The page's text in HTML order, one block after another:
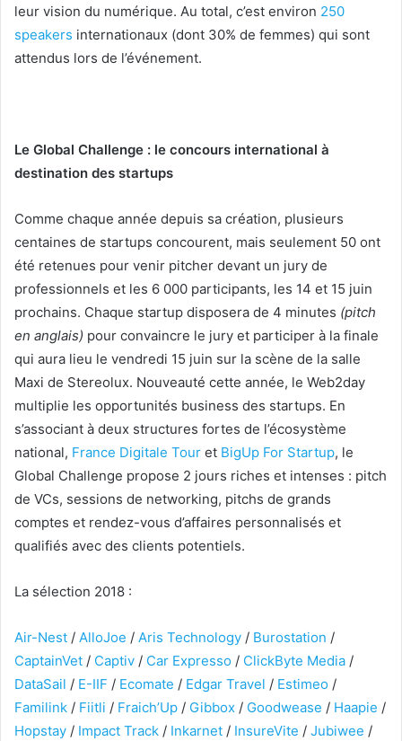
leur vision du numérique. Au total, c’est environ 250
speakers internationaux (dont 30% de femmes) qui sont
attendus lors de l’événement.
Le Global Challenge : le concours international à
destination des startups
Comme chaque année depuis sa création, plusieurs
centaines de startups concourent, mais seulement 50 ont
été retenues pour venir pitcher devant un jury de
professionnels et les 6 000 participants, les 14 et 15 juin
prochains. Chaque startup disposera de 4 minutes (pitch
en anglais) pour convaincre le jury et participer à la finale
qui aura lieu le vendredi 15 juin sur la scène de la salle
Maxi de Stereolux. Nouveauté cette année, le Web2day
multiplie les opportunités business des startups. En
s’associant à deux structures fortes de l’écosystème
national, France Digitale Tour et BigUp For Startup, le
Global Challenge propose 2 jours riches et intenses : pitch
de VCs, sessions de networking, pitchs de grands
comptes et rendez-vous d’affaires personnalisés et
qualifiés avec des clients potentiels.
La sélection 2018 :
Air-Nest / AlloJoe / Aris Technology / Burostation /
CaptainVet / Captiv / Car Expresso / ClickByte Media /
DataSail / E-IIF / Ecomate / Edgar Travel / Estimeo /
Familink / Fiitli / Fraich’Up / Gibbox / Goodwease / Haapie /
Hopstay / Impact Track / Inkarnet / InsureVite / Jubiwee /